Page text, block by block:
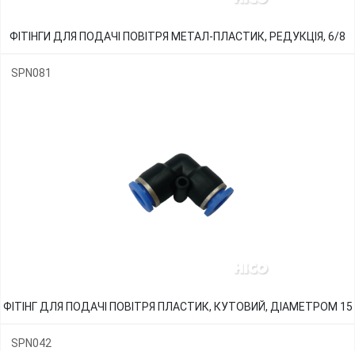
ФІТІНГИ ДЛЯ ПОДАЧІ ПОВІТРЯ МЕТАЛ-ПЛАСТИК, РЕДУКЦІЯ, 6/8
SPN081
ФІТІНГ ДЛЯ ПОДАЧІ ПОВІТРЯ ПЛАСТИК, КУТОВИЙ, ДІАМЕТРОМ 15
SPN042